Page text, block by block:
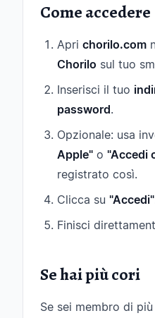
Come accedere
Apri chorilo.com
Chorilo sul tuo
Inserisci il tuo
password.
Opzionale: usa
Apple" o "Accedi
registrato così.
Clicca su "Accedi"
Finisci
Se hai più cori
Se sei membro di